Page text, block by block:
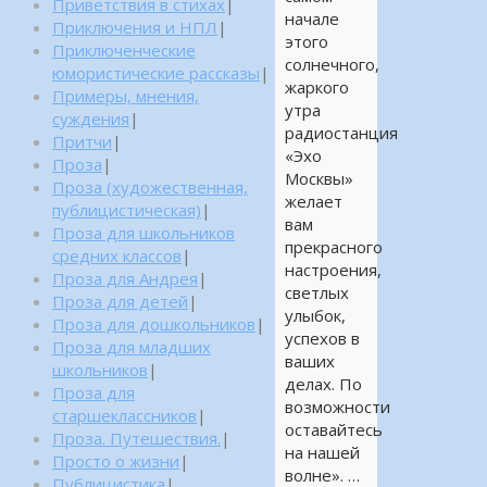
начале
этого
солнечного,
жаркого
утра
радиостанция
«Эхо
Москвы»
желает
вам
прекрасного
настроения,
светлых
улыбок,
успехов в
ваших
делах. По
возможности
оставайтесь
на нашей
волне». …
Приветствия в стихах
Приключения и НПЛ |
Приключенческие
юмористические рассказы |
Примеры, мнения,
суждения |
Притчи |
Проза |
Проза (художественная,
публицистическая) |
Проза для школьников
средних классов |
Проза для Андрея |
Проза для детей |
Проза для дошкольников |
Проза для младших
школьников |
Проза для
старшеклассников |
Проза. Путешествия. |
Просто о жизни |